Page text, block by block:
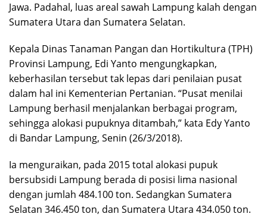
Jawa. Padahal, luas areal sawah Lampung kalah dengan
Sumatera Utara dan Sumatera Selatan.
Kepala Dinas Tanaman Pangan dan Hortikultura (TPH)
Provinsi Lampung, Edi Yanto mengungkapkan,
keberhasilan tersebut tak lepas dari penilaian pusat
dalam hal ini Kementerian Pertanian. “Pusat menilai
Lampung berhasil menjalankan berbagai program,
sehingga alokasi pupuknya ditambah,” kata Edy Yanto
di Bandar Lampung, Senin (26/3/2018).
Ia menguraikan, pada 2015 total alokasi pupuk
bersubsidi Lampung berada di posisi lima nasional
dengan jumlah 484.100 ton. Sedangkan Sumatera
Selatan 346.450 ton, dan Sumatera Utara 434.050 ton.